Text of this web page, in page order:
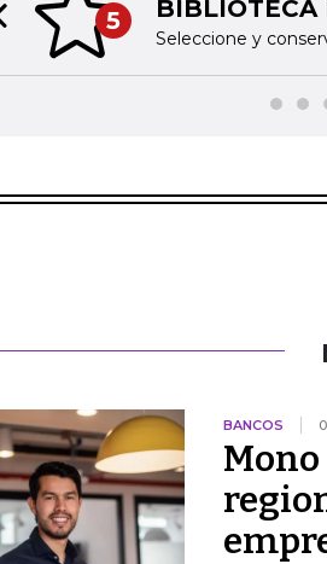
5 BIBLIOTECA
Seleccione y
slide
BANCOS